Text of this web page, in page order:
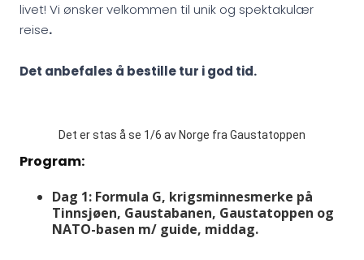
livet! Vi ønsker velkommen til unik og spektakulær
reise.
Det anbefales å bestille tur i god tid.
Det er stas å se 1/6 av Norge fra Gaustatoppen
Program:
Dag 1: Formula G, krigsminnesmerke på
Tinnsjøen, Gaustabanen, Gaustatoppen og
NATO-basen m/ guide, middag.